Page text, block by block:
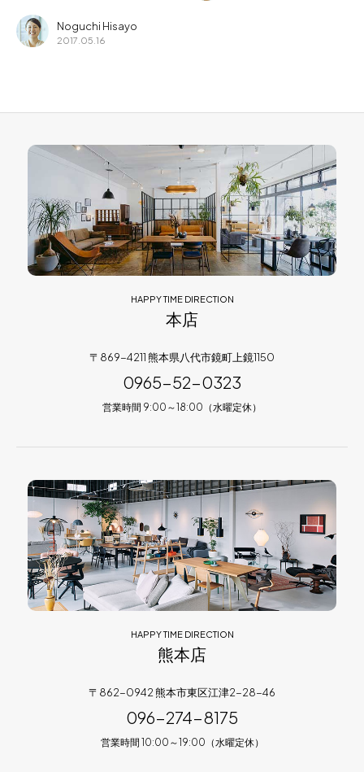
Noguchi Hisayo
2017.05.16
HAPPY TIME DIRECTION
本店
〒869-4211 熊本県八代市鏡町上鏡1150
0965-52-0323
営業時間 9:00～18:00（水曜定休）
HAPPY TIME DIRECTION
熊本店
〒862-0942 熊本市東区江津2-28-46
096-274-8175
営業時間 10:00～19:00（水曜定休）